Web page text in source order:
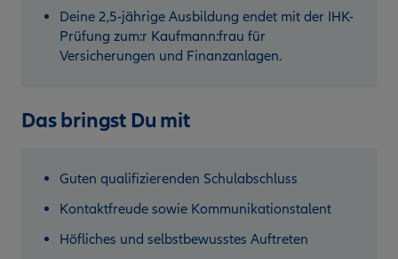
Deine 2,5-jährige Ausbildung endet mit der IHK-
Prüfung zum:r Kaufmann:frau für
Versicherungen und Finanzanlagen.
Das bringst Du mit
Guten qualifizierenden Schulabschluss
Kontaktfreude sowie Kommunikationstalent
Höfliches und selbstbewusstes Auftreten